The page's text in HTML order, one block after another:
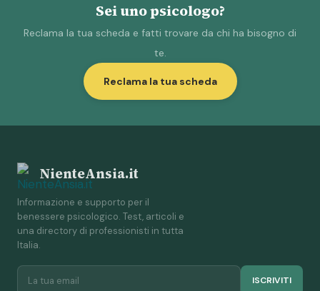
Sei uno psicologo?
Reclama la tua scheda e fatti trovare da chi ha bisogno di
te.
Reclama la tua scheda
NienteAnsia.it
Informazione e supporto per il
benessere psicologico. Test, articoli e
una directory di professionisti in tutta
Italia.
ISCRIVITI